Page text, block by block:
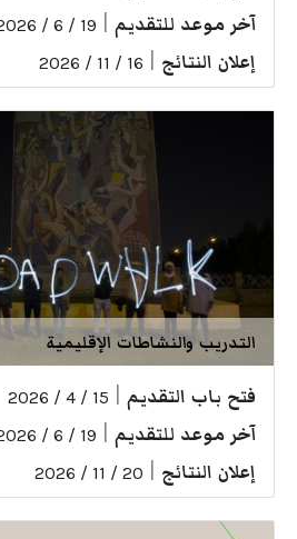
آخر موعد للتقديم 19 / 6 / 2026
إعلان النتائج 16 / 11 / 2026
التدريب والنشاطات الإقليمية
فتح باب التقديم 15 / 4 / 2026
آخر موعد للتقديم 19 / 6 / 2026
إعلان النتائج 20 / 11 / 2026